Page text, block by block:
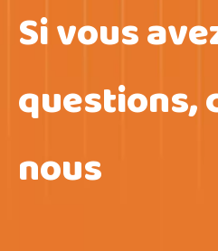
Si vous
questions,
nous